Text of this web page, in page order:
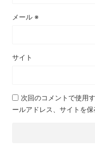
メール ※
サイト
次回のコメントで使用
ールアドレス、サイトを保